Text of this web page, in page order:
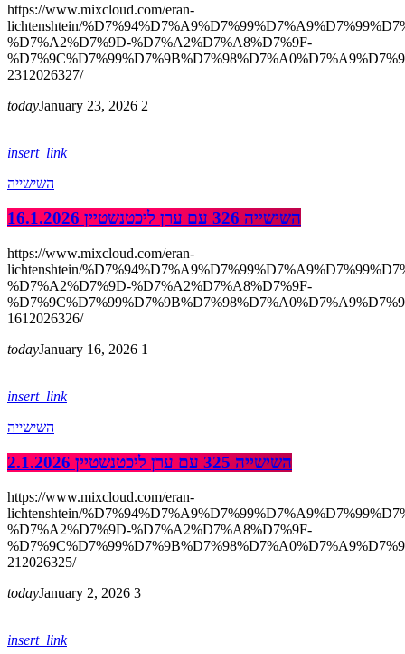
https://www.mixcloud.com/eran-
lichtenshtein/
%D7%A2%D7%9D-%D7%A2%D7%A8%D7%9F-
2312026327/
todayJanuary 23, 2026 2
insert_link
השישייה
השישייה 326 עם ערן ליכטנשטיין 16.1.2026
https://www.mixcloud.com/eran-
lichtenshtein/
%D7%A2%D7%9D-%D7%A2%D7%A8%D7%9F-
1612026326/
todayJanuary 16, 2026 1
insert_link
השישייה
השישייה 325 עם ערן ליכטנשטיין 2.1.2026
https://www.mixcloud.com/eran-
lichtenshtein/
%D7%A2%D7%9D-%D7%A2%D7%A8%D7%9F-
212026325/
todayJanuary 2, 2026 3
insert_link